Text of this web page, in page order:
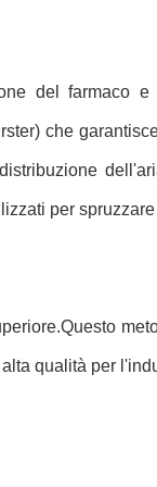
del farmaco
che
per
qualità per